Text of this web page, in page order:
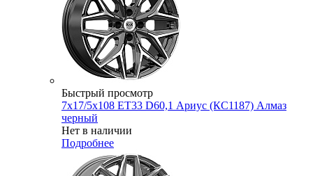
Быстрый просмотр
7x17/5x108 ET33 D60,1 Ариус (КС1187) Алмаз
черный
Нет в наличии
Подробнее